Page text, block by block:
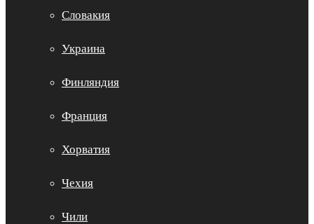
Словакия
Украина
Финляндия
Франция
Хорватия
Чехия
Чили